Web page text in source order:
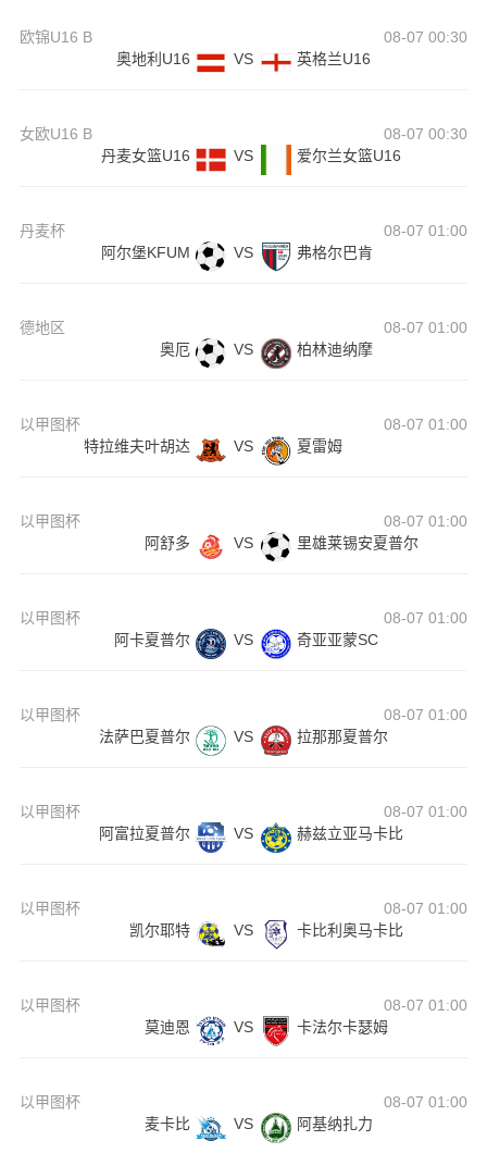
欧锦U16 B
08-07 00:30
奥地利U16
VS 英格兰U16
女欧U16 B
08-07 00:30
丹麦女篮U16
VS 爱尔兰女篮U16
丹麦杯
08-07 01:00
阿尔堡KFUM
VS 弗格尔巴肯
德地区
08-07 01:00
奥厄
VS 柏林迪纳摩
以甲图杯
08-07 01:00
特拉维夫叶胡达
VS 夏雷姆
以甲图杯
08-07 01:00
阿舒多
VS 里雄莱锡安夏普尔
以甲图杯
08-07 01:00
阿卡夏普尔
VS 奇亚亚蒙SC
以甲图杯
08-07 01:00
法萨巴夏普尔
VS 拉那那夏普尔
以甲图杯
08-07 01:00
阿富拉夏普尔
VS 赫兹立亚马卡比
以甲图杯
08-07 01:00
凯尔耶特
VS 卡比利奥马卡比
以甲图杯
08-07 01:00
莫迪恩
VS 卡法尔卡瑟姆
以甲图杯
08-07 01:00
麦卡比
VS 阿基纳扎力